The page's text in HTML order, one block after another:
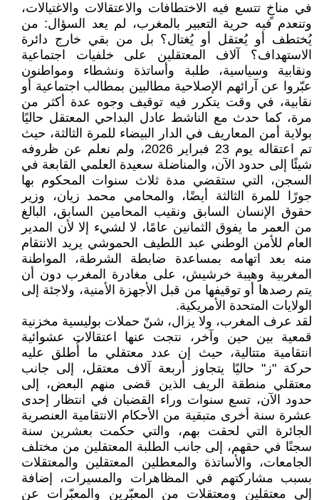
في مناخٍ تتسع فيه الاختطافات والاعتقالات والاغتيالات،
وتنعدم فيه حرية التعبير بالمغرب، لم يعد السؤال: من
يُختطف أو يُعتقل أو يُغتال؟ بل من بقي خارج دائرة
الاستهداف؟ آلاف المعتقلين على خلفيات اجتماعية
ونقابية وسياسية، طلبة وأساتذة ونشطاء ومواطنون
عبّروا عن آرائهم الإصلاحية مطالبين بمطالب اجتماعية أو
نقابية، في وقت يتكرر فيه توقيف وجوه عدة أكثر من
مرة، كما حدث مع الناشط عادل البداحي المعتقل حاليًا
بولاية أمن المعاريف في الدار البيضاء للمرة الثالثة، حيث
تم اعتقاله يوم 23 فبراير 2026، ولم نعلم عن ظروفه
شيئًا إلى حدود الآن، والمناضلة سعيدة العلمي القابعة في
السجن، التي ستقضي مدة ثلاث سنوات المحكوم بها
جورًا للمرة الثالثة أيضًا، والمحامي محمد زيان، وزير
حقوق الإنسان السابق ونقيب المحامين السابق، البالغ
من العمر ما يفوق الثمانين عامًا، لا لشيء إلا لأن المدير
العام للأمن الوطني عبد اللطيف الحموشي يريد الانتقام
منه بعد اتهامه بمساعدة ضابطة الشرطة، المواطنة
المغربية وهيبة خرشيش، على مغادرة المغرب دون أن
يتم رصدها أو توقيفها من قبل الأجهزة الأمنية، ولاجئة إلى
الولايات المتحدة الأمريكية.
لقد عرف المغرب، ولا يزال، شنّ حملات بوليسية مخزنية
قمعية بين حين وآخر، نتجت عنها اعتقالات عشوائية
انتقامية متتالية، حيث إن عدد معتقلي ما أُطلق عليه
حركة "ز" حاليًا يتجاوز أربعة آلاف معتقل، إلى جانب
معتقلي منطقة الريف الذين قضى منهم البعض، إلى
حدود الآن، تسع سنوات وراء القضبان في انتظار إحدى
عشرة سنة أخرى متبقية من الأحكام الانتقامية العنصرية
الجائرة التي لحقت بهم، والتي حكمت بعشرين سنة
سجنًا في حقهم، إلى جانب الطلبة المعتقلين من مختلف
الجامعات، والأساتذة والمعطلين المعتقلين والمعتقلات
بسبب مشاركتهم في المظاهرات والمسيرات، إضافة
إلى معتقلين ومعتقلات من المعبّرين والمعبّرات عن